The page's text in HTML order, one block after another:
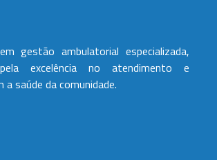
gestão ambulatorial especializada,
excelência no atendimento e
saúde da comunidade.